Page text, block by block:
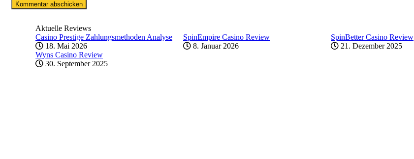
Aktuelle Reviews
Casino Prestige Zahlungsmethoden Analyse
18. Mai 2026
SpinEmpire Casino Review
8. Januar 2026
SpinBetter Casino Review
21. Dezember 2025
Wyns Casino Review
30. September 2025